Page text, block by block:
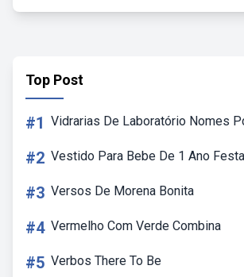
Top Post
#1 Vidrarias De Laboratório Nomes
#2 Vestido Para Bebe De 1 Ano Festa
#3 Versos De Morena Bonita
#4 Vermelho Com Verde Combina
#5 Verbos There To Be